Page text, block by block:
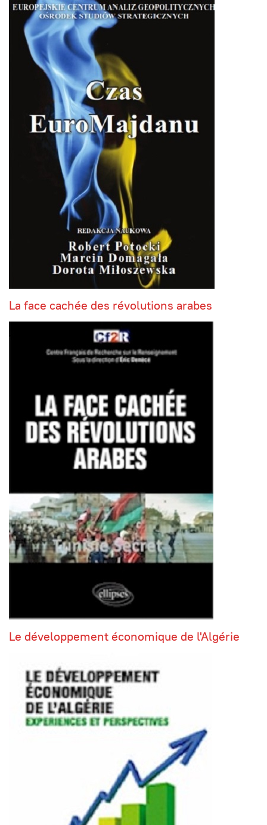
La face cachée des révolutions arabes
Le développement économique de l'Algérie